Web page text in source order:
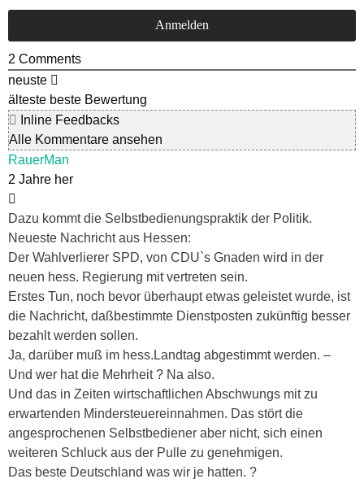
2 Comments
neuste
älteste beste Bewertung
Inline Feedbacks
Alle Kommentare ansehen
RauerMan
2 Jahre her
Dazu kommt die Selbstbedienungspraktik der Politik.
Neueste Nachricht aus Hessen:
Der Wahlverlierer SPD, von CDU`s Gnaden wird in der
neuen hess. Regierung mit vertreten sein.
Erstes Tun, noch bevor überhaupt etwas geleistet wurde, ist
die Nachricht, daßbestimmte Dienstposten zukünftig besser
bezahlt werden sollen.
Ja, darüber muß im hess.Landtag abgestimmt werden. –
Und wer hat die Mehrheit ? Na also.
Und das in Zeiten wirtschaftlichen Abschwungs mit zu
erwartenden Mindersteuereinnahmen. Das stört die
angesprochenen Selbstbediener aber nicht, sich einen
weiteren Schluck aus der Pulle zu genehmigen.
Das beste Deutschland was wir je hatten. ?